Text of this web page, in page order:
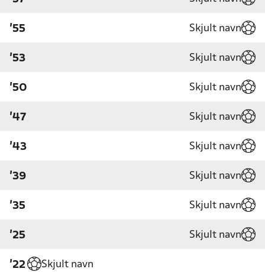
'55 Skjult navn
'53 Skjult navn
'50 Skjult navn
'47 Skjult navn
'43 Skjult navn
'39 Skjult navn
'35 Skjult navn
'25 Skjult navn
'22 Skjult navn